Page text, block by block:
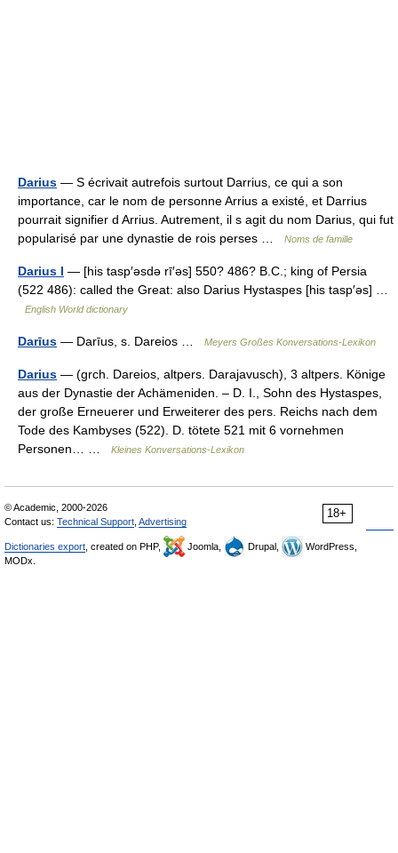
Darius — S écrivait autrefois surtout Darrius, ce qui a son
importance, car le nom de personne Arrius a existé, et Darrius
pourrait signifier d Arrius. Autrement, il s agit du nom Darius, qui fut
popularisé par une dynastie de rois perses …
Noms de famille
Darius I — [his tasp′əsdə rī′əs] 550? 486? B.C.; king of Persia
(522 486): called the Great: also Darius Hystaspes [his tasp′əs] …
English World dictionary
Darīus — Darīus, s. Dareios … Meyers Großes Konversations-Lexikon
Darius — (grch. Dareios, altpers. Darajavusch), 3 altpers. Könige
aus der Dynastie der Achämeniden. – D. I., Sohn des Hystaspes,
der große Erneuerer und Erweiterer des pers. Reichs nach dem
Tode des Kambyses (522). D. tötete 521 mit 6 vornehmen
Personen… …
Kleines Konversations-Lexikon
18+
© Academic, 2000-2026
Contact us: Technical Support Advertising
Dictionaries export , created on PHP, Joomla, Drupal,
WordPress,
MODx.